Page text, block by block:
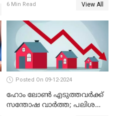
6 Min Read View All
Posted On 09-12-2024
ഹോം ലോൺ എടുത്തവർക്ക്
സന്തോഷ വാർത്ത; പലിശ